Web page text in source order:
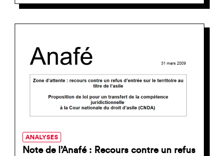
ANALYSES
Note de l’Anafé : Recours contre un refus